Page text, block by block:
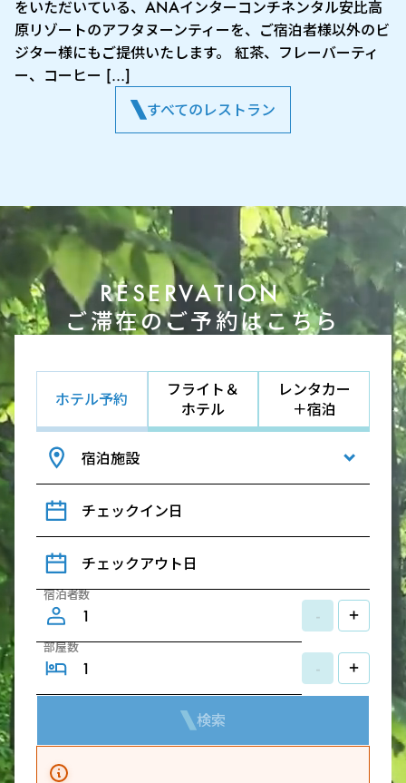
をいただいている、ANAインターコンチネンタル安比高
原リゾートのアフタヌーンティーを、ご宿泊者様以外のビ
ジター様にもご提供いたします。 紅茶、フレーバーティ
ー、コーヒー […]
すべてのレストラン
RESERVATION
ご滞在のご予約はこちら
ホテル予約
フライト＆
ホテル
レンタカー
＋宿泊
宿泊施設
チェックイン日
チェックアウト日
宿泊者数
- +
部屋数
- +
検索